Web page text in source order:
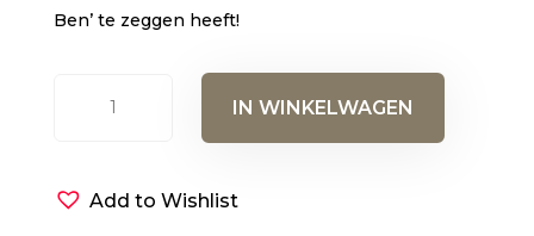
Ben’ te zeggen heeft!
book)
IN WINKELWAGEN
Add to Wishlist